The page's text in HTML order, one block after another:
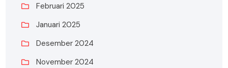
Februari 2025
Januari 2025
Desember 2024
November 2024